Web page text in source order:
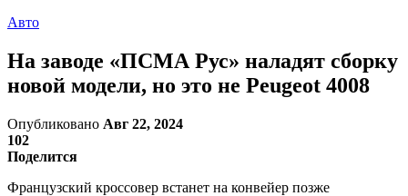
Авто
На заводе «ПСМА Рус» наладят сборку
новой модели, но это не Peugeot 4008
Опубликовано Авг 22, 2024
102
Поделится
Французский кроссовер встанет на конвейер позже